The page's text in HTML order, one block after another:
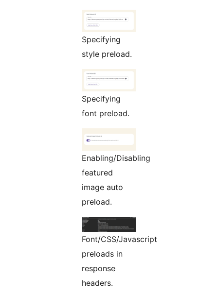
Specifying
style preload.
Specifying
font preload.
Enabling/Disabling
featured
image auto
preload.
Font/CSS/Javascript
preloads in
response
headers.